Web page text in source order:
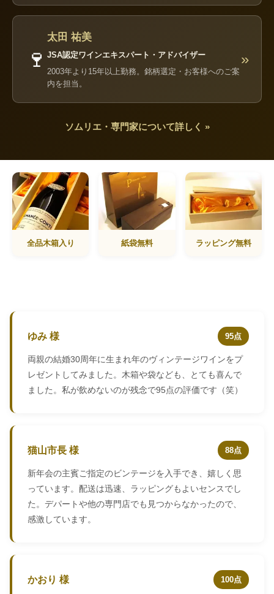
🍷
太田 祐美
JSA認定ワインエキスパート・アドバイザー
2003年より15年以上勤務。銘柄選定・お客様へのご案
内を担当。
»
ソムリエ・専門家について詳しく »
全品木箱入り 紙袋無料 ラッピング無料
ゆみ 様 95点
両親の結婚30周年に生まれ年のヴィンテージワインをプ
レゼントしてみました。木箱や袋なども、とても喜んで
ました。私が飲めないのが残念で95点の評価です（笑）
猫山市長 様 88点
新年会の主賓ご指定のビンテージを入手でき、嬉しく思
っています。配送は迅速、ラッピングもよいセンスでし
た。デパートや他の専門店でも見つからなかったので、
感激しています。
かおり 様 100点